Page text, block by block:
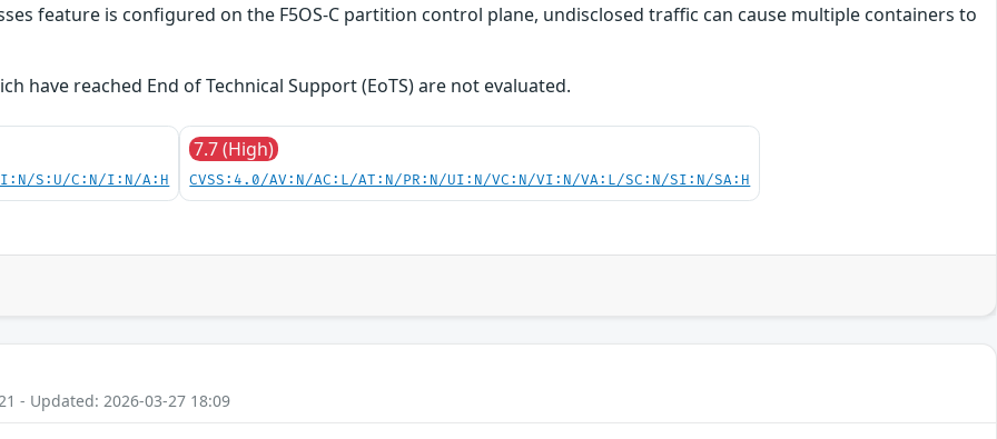
feature is configured on the F5OS-C partition control plane, undisclosed traffic can cause multiple containers to
have reached End of Technical Support (EoTS) are not evaluated.
S:U/C:N/I:N/A:H
7.7 (High)
CVSS:4.0/AV:N/AC:L/AT:N/PR:N/UI:N/VC:N/VI:N/VA:L/SC:N/SI:N/SA:H
- Updated: 2026-03-27 18:09